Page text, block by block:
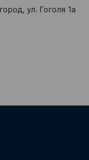
ул. Гоголя 1а